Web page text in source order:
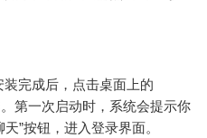
装完成后，点击桌面上的
第一次启动时，系统会提示你
”按钮，进入登录界面。